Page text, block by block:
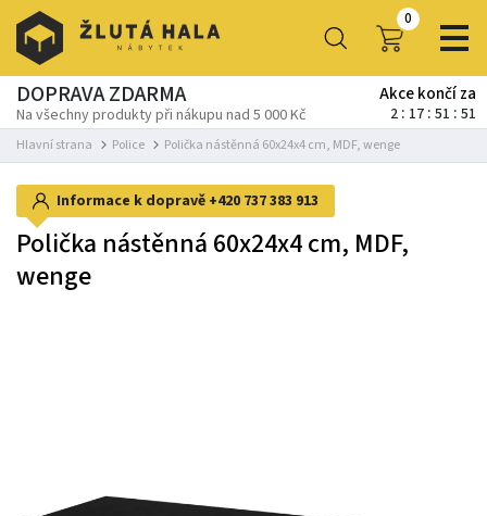
0
DOPRAVA ZDARMA
Na všechny produkty při nákupu nad 5 000 Kč
Akce končí za
2 17 51 51
Hlavní strana Police Polička nástěnná 60x24x4 cm, MDF, wenge
Informace k dopravě +420 737 383 913
Polička nástěnná 60x24x4 cm, MDF,
wenge